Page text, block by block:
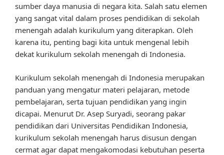
sumber daya manusia di negara kita. Salah satu elemen
yang sangat vital dalam proses pendidikan di sekolah
menengah adalah kurikulum yang diterapkan. Oleh
karena itu, penting bagi kita untuk mengenal lebih
dekat kurikulum sekolah menengah di Indonesia.
Kurikulum sekolah menengah di Indonesia merupakan
panduan yang mengatur materi pelajaran, metode
pembelajaran, serta tujuan pendidikan yang ingin
dicapai. Menurut Dr. Asep Suryadi, seorang pakar
pendidikan dari Universitas Pendidikan Indonesia,
kurikulum sekolah menengah harus disusun dengan
cermat agar dapat mengakomodasi kebutuhan peserta